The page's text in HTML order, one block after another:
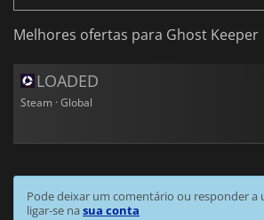
Melhores ofertas para Ghost Keeper
LOADED
Steam · Global
Pode deixar um comentário ou responder a
ligar-se nasua conta